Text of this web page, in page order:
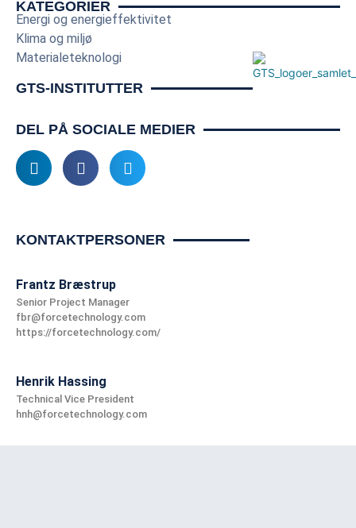
konferencer, temadage og workshops.
Resultatkontraktbudget: 7,072 mio. kr. pr. år i perioden
KATEGORIER
Energi og energieffektivitet
Klima og miljø
Materialeteknologi
GTS-INSTITUTTER
DEL PÅ SOCIALE MEDIER
KONTAKTPERSONER
Frantz Bræstrup
Senior Project Manager
fbr@forcetechnology.com
https://forcetechnology.com/
Henrik Hassing
Technical Vice President
hnh@forcetechnology.com